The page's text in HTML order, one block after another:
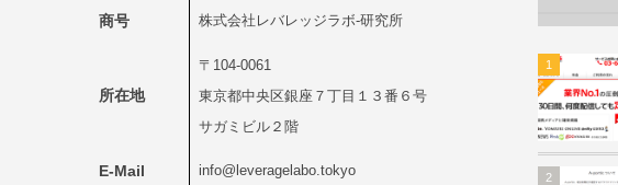
商号 株式会社レバレッジラボ-研究所
所在地
〒104-0061
東京都中央区銀座７丁目１３番６号
サガミビル２階
E-Mail info@leveragelabo.tokyo
1
2